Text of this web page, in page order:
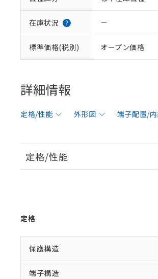
在庫状況 －
標準価格(税別) オープン価格
詳細情報
定格/性能 外形図 端子配置/
定格/性能
定格
保護構造
端子構造